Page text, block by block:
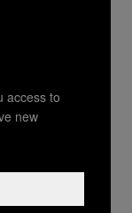
ham west
access to
new